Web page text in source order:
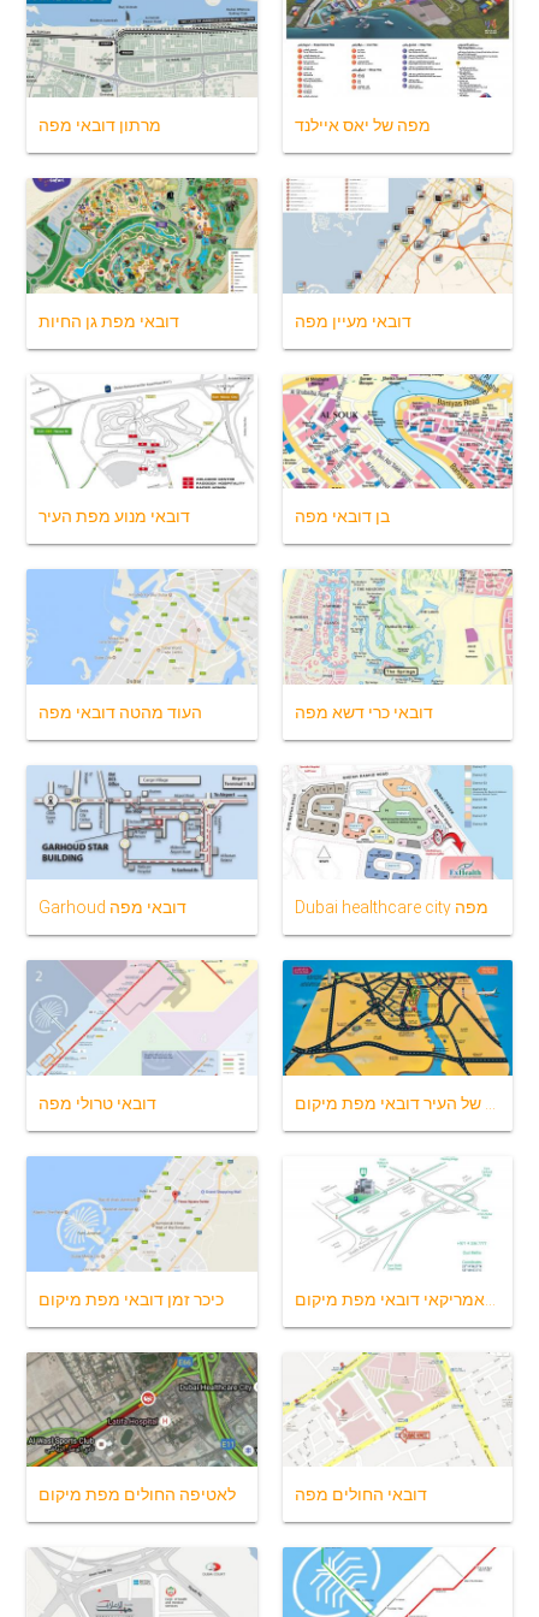
מרתון דובאי מפה מפה של יאס איילנד
דובאי מפת גן החיות דובאי מעיין מפה
דובאי מנוע מפת העיר בן דובאי מפה
העוד מהטה דובאי מפה דובאי כרי דשא מפה
Garhoud דובאי מפה Dubai healthcare city מפה
דובאי טרולי מפה
כיכר זמן דובאי מפת מיקום לבית החולים האמריקאי דובאי מפת מיקום
לאטיפה החולים מפת מיקום דובאי החולים מפה